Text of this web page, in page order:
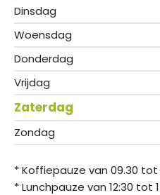
Dinsdag
Woensdag
Donderdag
Vrijdag
Zaterdag
Zondag
* Koffiepauze van 09.30 tot
* Lunchpauze van 12:30 tot